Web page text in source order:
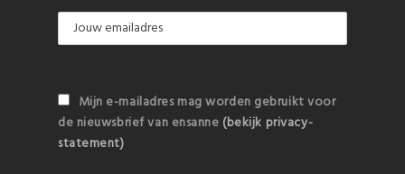
Mijn e-mailadres mag worden gebruikt voor
de nieuwsbrief van ensanne (bekijk privacy-
statement)